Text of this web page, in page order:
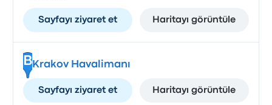
Sayfayı ziyaret et Haritayı görüntüle
BKrakov Havalimanı
Sayfayı ziyaret et Haritayı görüntüle